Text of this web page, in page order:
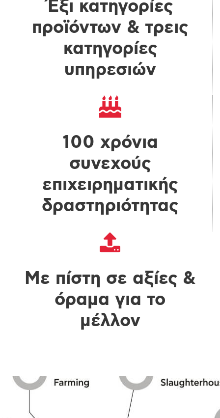
Έξι κατηγορίες
προϊόντων & τρεις
κατηγορίες
υπηρεσιών
100 χρόνια
συνεχούς
επιχειρηματικής
δραστηριότητας
Με πίστη σε αξίες &
όραμα για το
μέλλον